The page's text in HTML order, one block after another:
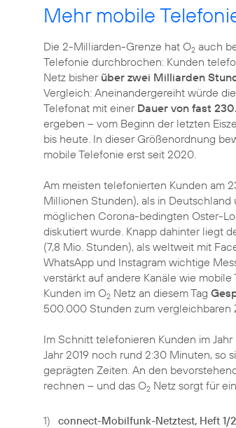
Mehr mobile
Die 2-Milliarden-Grenze hat O2 auch
Telefonie durchbrochen: Kunden
Netz bisher über zwei Milliarden
Vergleich: Aneinandergereiht würde
Telefonat mit einer Dauer von fast
ergeben – vom Beginn der letzten
bis heute. In dieser Größenordnung
mobile Telefonie erst seit 2020.
Am meisten telefonierten Kunden am
Millionen Stunden), als in Deutschland
möglichen Corona-bedingten Oster-
diskutiert wurde. Knapp dahinter liegt
(7,8 Mio. Stunden), als weltweit mit
WhatsApp und Instagram wichtige
verstärkt auf andere Kanäle wie
Kunden im O2 Netz an diesem Tag
500.000 Stunden zum vergleichbaren
Im Schnitt telefonieren Kunden im
Jahr 2019 noch rund 2:30 Minuten, so
geprägten Zeiten. An den
rechnen – und das O2 Netz sorgt für
1) connect-Mobilfunk-Netztest, Heft 1/